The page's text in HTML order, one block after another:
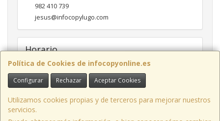
Política de Cookies de infocopyonline.es
Configurar Rechazar Aceptar Cookies
Utilizamos cookies propias y de terceros para mejorar nuestros
servicios.
982 410 739
jesus@infocopylugo.com
Horario
10:00 - 13:30 16:30 - 20:00
Infocopy Lugo, C.B. · C/ Doctor Casares, 122 Bajo, 27400 Monforte de
Lemos, Lugo, España · CIF: E27283464 · Tel.: 982 410 739 · Email: